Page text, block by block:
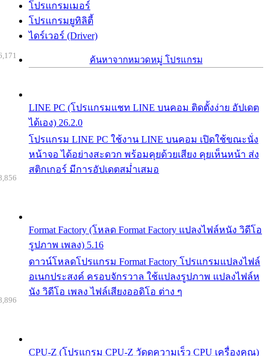
โปรแกรมเมอร์
โปรแกรมยูทิลิตี้
ไดร์เวอร์ (Driver)
ค้นหาจากหมวดหมู่ โปรแกรม
LINE PC (โปรแกรมแชท LINE บนคอม ติดตั้งง่าย อัปเดต
ได้เอง) 26.2.0
โปรแกรม LINE PC ใช้งาน LINE บนคอม เปิดใช้ขณะนั่ง
หน้าจอ ได้อย่างสะดวก พร้อมคุยด้วยเสียง คุยเห็นหน้า ส่ง
สติกเกอร์ มีการอัปเดตสม่ำเสมอ
Format Factory (โหลด Format Factory แปลงไฟล์หนัง วิดีโอ
รูปภาพ เพลง) 5.16
ดาวน์โหลดโปรแกรม Format Factory โปรแกรมแปลงไฟล์
อเนกประสงค์ ครอบจักรวาล ใช้แปลงรูปภาพ แปลงไฟล์ห
นัง วิดีโอ เพลง ไฟล์เสียงออดิโอ ต่าง ๆ
CPU-Z (โปรแกรม CPU-Z วัดดูความเร็ว CPU เครื่องคุณ)